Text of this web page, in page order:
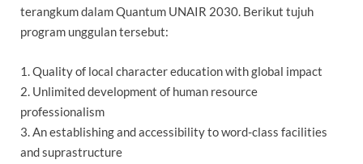
terangkum dalam Quantum UNAIR 2030. Berikut tujuh
program unggulan tersebut:
1. Quality of local character education with global impact
2. Unlimited development of human resource
professionalism
3. An establishing and accessibility to word-class facilities
and suprastructure